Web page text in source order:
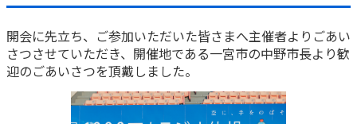
開会に先立ち、ご参加いただいた皆さまへ主催者よりごあい
さつさせていただき、開催地である一宮市の中野市長より歓
迎のごあいさつを頂戴しました。